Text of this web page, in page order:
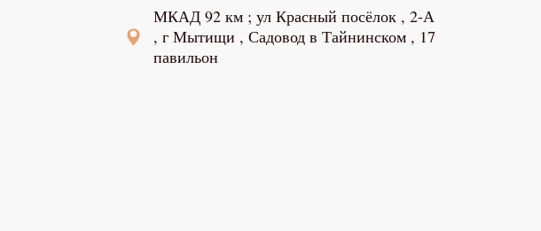
МКАД 92 км ; ул Красный посёлок , 2-А
, г Мытищи , Садовод в Тайнинском , 17
павильон